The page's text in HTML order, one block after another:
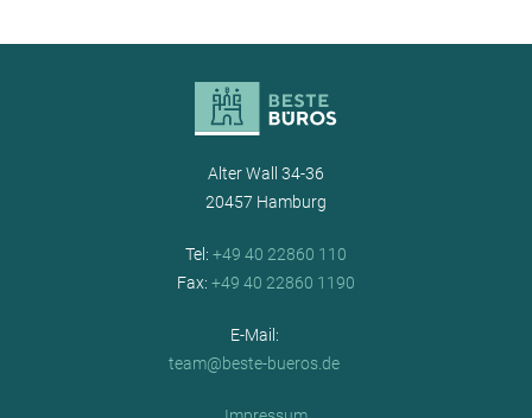
Alter Wall 34-36
20457 Hamburg
Tel: +49 40 22860 110
Fax: +49 40 22860 1190
E-Mail:
team@beste-bueros.de